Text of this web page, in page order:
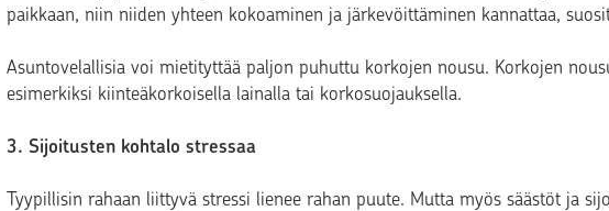
paikkaan, niin niiden yhteen kokoaminen ja järkevöittäminen kannattaa,
Asuntovelallisia voi mietityttää paljon puhuttu korkojen nousu. Korkojen
esimerkiksi kiinteäkorkoisella lainalla tai korkosuojauksella.
3. Sijoitusten kohtalo stressaa
Tyypillisin rahaan liittyvä stressi lienee rahan puute. Mutta myös säästöt ja